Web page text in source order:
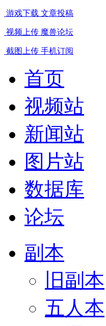
游戏下载 文章投稿
视频上传 魔兽论坛
截图上传 手机订阅
首页
视频站
新闻站
图片站
数据库
论坛
副本
旧副本
五人本